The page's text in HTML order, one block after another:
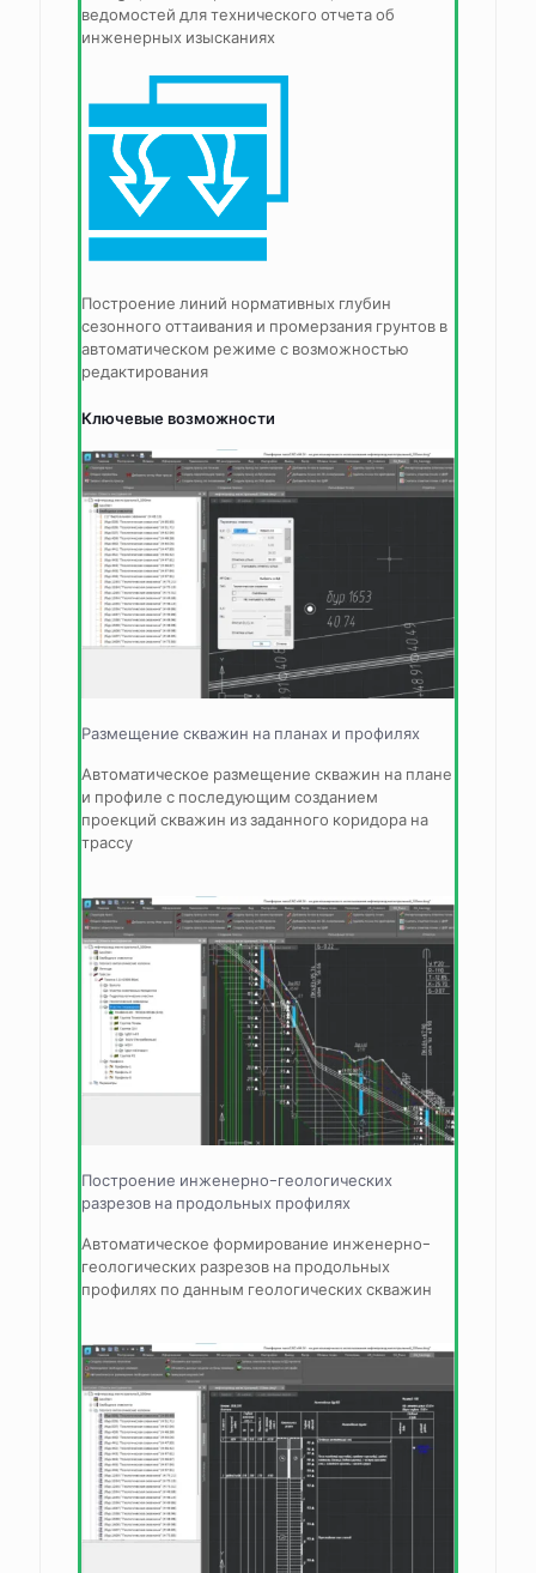
ведомостей для технического отчета об
инженерных изысканиях
Построение линий нормативных глубин
сезонного оттаивания и промерзания грунтов в
автоматическом режиме с возможностью
редактирования
Ключевые возможности
Размещение скважин на планах и профилях
Автоматическое размещение скважин на плане
и профиле с последующим созданием
проекций скважин из заданного коридора на
трассу
Построение инженерно-геологических
разрезов на продольных профилях
Автоматическое формирование инженерно-
геологических разрезов на продольных
профилях по данным геологических скважин